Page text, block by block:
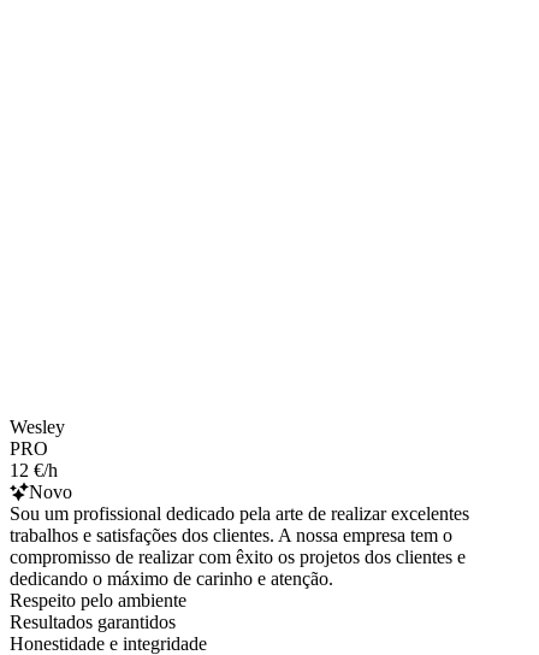
Wesley
PRO
12 €/h
Novo
Sou um profissional dedicado pela arte de realizar excelentes
trabalhos e satisfações dos clientes. A nossa empresa tem o
compromisso de realizar com êxito os projetos dos clientes e
dedicando o máximo de carinho e atenção.
Respeito pelo ambiente
Resultados garantidos
Honestidade e integridade